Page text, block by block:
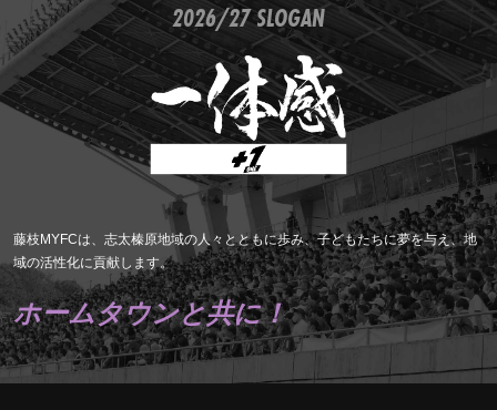
2026/27 SLOGAN
藤枝MYFCは、志太榛原地域の人々とともに歩み、子どもたちに夢を与え、地
域の活性化に貢献します。
ホームタウンと共に！